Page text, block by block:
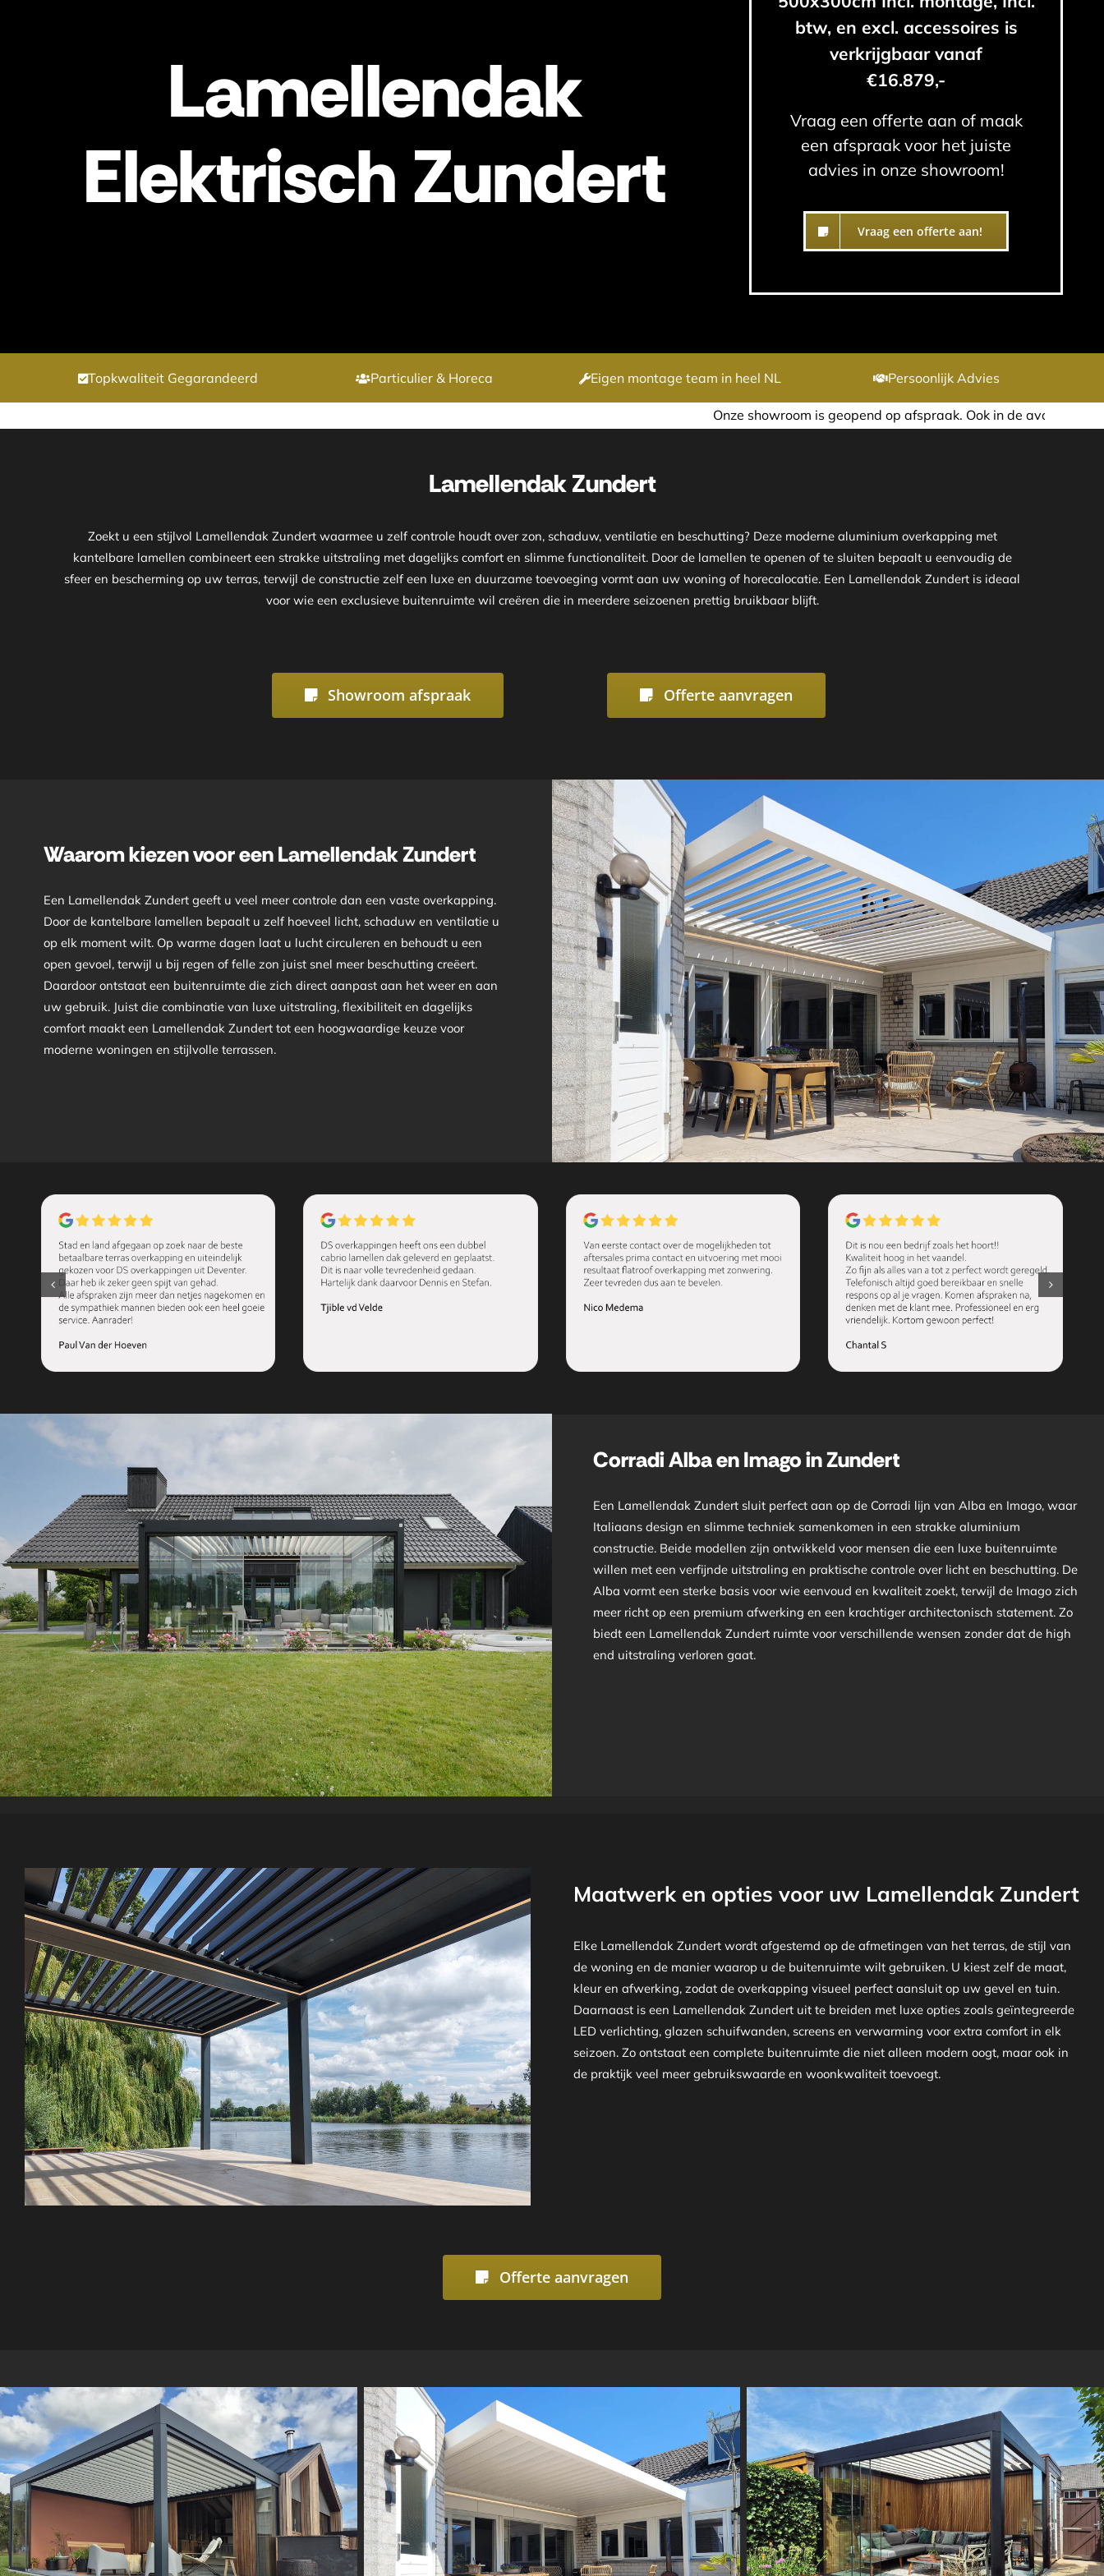
Lamellendak
Elektrisch Zundert
btw, en excl. accessoires is
verkrijgbaar vanaf
€16.879,-
Vraag een offerte aan of maak
een afspraak voor het juiste
advies in onze showroom!
Vraag een offerte aan!
Topkwaliteit Gegarandeerd Particulier & Horeca Eigen montage team in heel NL Persoonlijk Advies
Onze showroom is geopend op afspraak. Ook in de avond of in het weekend nemen
Lamellendak Zundert
Zoekt u een stijlvol Lamellendak Zundert waarmee u zelf controle houdt over zon, schaduw, ventilatie en beschutting? Deze moderne aluminium overkapping met
kantelbare lamellen combineert een strakke uitstraling met dagelijks comfort en slimme functionaliteit. Door de lamellen te openen of te sluiten bepaalt u eenvoudig de
sfeer en bescherming op uw terras, terwijl de constructie zelf een luxe en duurzame toevoeging vormt aan uw woning of horecalocatie. Een Lamellendak Zundert is ideaal
voor wie een exclusieve buitenruimte wil creëren die in meerdere seizoenen prettig bruikbaar blijft.
Showroom afspraak Offerte aanvragen
Waarom kiezen voor een Lamellendak Zundert
Een Lamellendak Zundert geeft u veel meer controle dan een vaste overkapping.
Door de kantelbare lamellen bepaalt u zelf hoeveel licht, schaduw en ventilatie u
op elk moment wilt. Op warme dagen laat u lucht circuleren en behoudt u een
open gevoel, terwijl u bij regen of felle zon juist snel meer beschutting creëert.
Daardoor ontstaat een buitenruimte die zich direct aanpast aan het weer en aan
uw gebruik. Juist die combinatie van luxe uitstraling, flexibiliteit en dagelijks
comfort maakt een Lamellendak Zundert tot een hoogwaardige keuze voor
moderne woningen en stijlvolle terrassen.
Corradi Alba en Imago in Zundert
Een Lamellendak Zundert sluit perfect aan op de Corradi lijn van Alba en Imago, waar
Italiaans design en slimme techniek samenkomen in een strakke aluminium
constructie. Beide modellen zijn ontwikkeld voor mensen die een luxe buitenruimte
willen met een verfijnde uitstraling en praktische controle over licht en beschutting. De
Alba vormt een sterke basis voor wie eenvoud en kwaliteit zoekt, terwijl de Imago zich
meer richt op een premium afwerking en een krachtiger architectonisch statement. Zo
biedt een Lamellendak Zundert ruimte voor verschillende wensen zonder dat de high
end uitstraling verloren gaat.
Maatwerk en opties voor uw Lamellendak Zundert
Elke Lamellendak Zundert wordt afgestemd op de afmetingen van het terras, de stijl van
de woning en de manier waarop u de buitenruimte wilt gebruiken. U kiest zelf de maat,
kleur en afwerking, zodat de overkapping visueel perfect aansluit op uw gevel en tuin.
Daarnaast is een Lamellendak Zundert uit te breiden met luxe opties zoals geïntegreerde
LED verlichting, glazen schuifwanden, screens en verwarming voor extra comfort in elk
seizoen. Zo ontstaat een complete buitenruimte die niet alleen modern oogt, maar ook in
de praktijk veel meer gebruikswaarde en woonkwaliteit toevoegt.
Offerte aanvragen